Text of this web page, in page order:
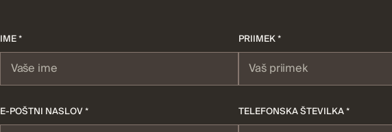
IME * PRIIMEK *
E-POŠTNI NASLOV * TELEFONSKA ŠTEVILKA *